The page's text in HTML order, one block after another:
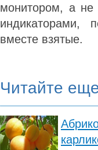
монитором, а не
индикаторами,
вместе взятые.
Читайте